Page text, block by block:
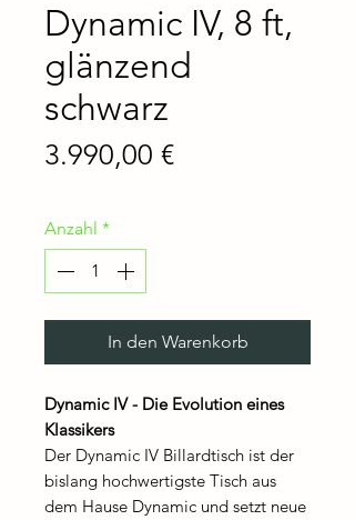
Dynamic IV, 8 ft,
glänzend
schwarz
3.990,00 €Preis
Anzahl *
In den Warenkorb
Dynamic IV - Die Evolution eines
Klassikers
Der Dynamic IV Billardtisch ist der
bislang hochwertigste Tisch aus
dem Hause Dynamic und setzt neue